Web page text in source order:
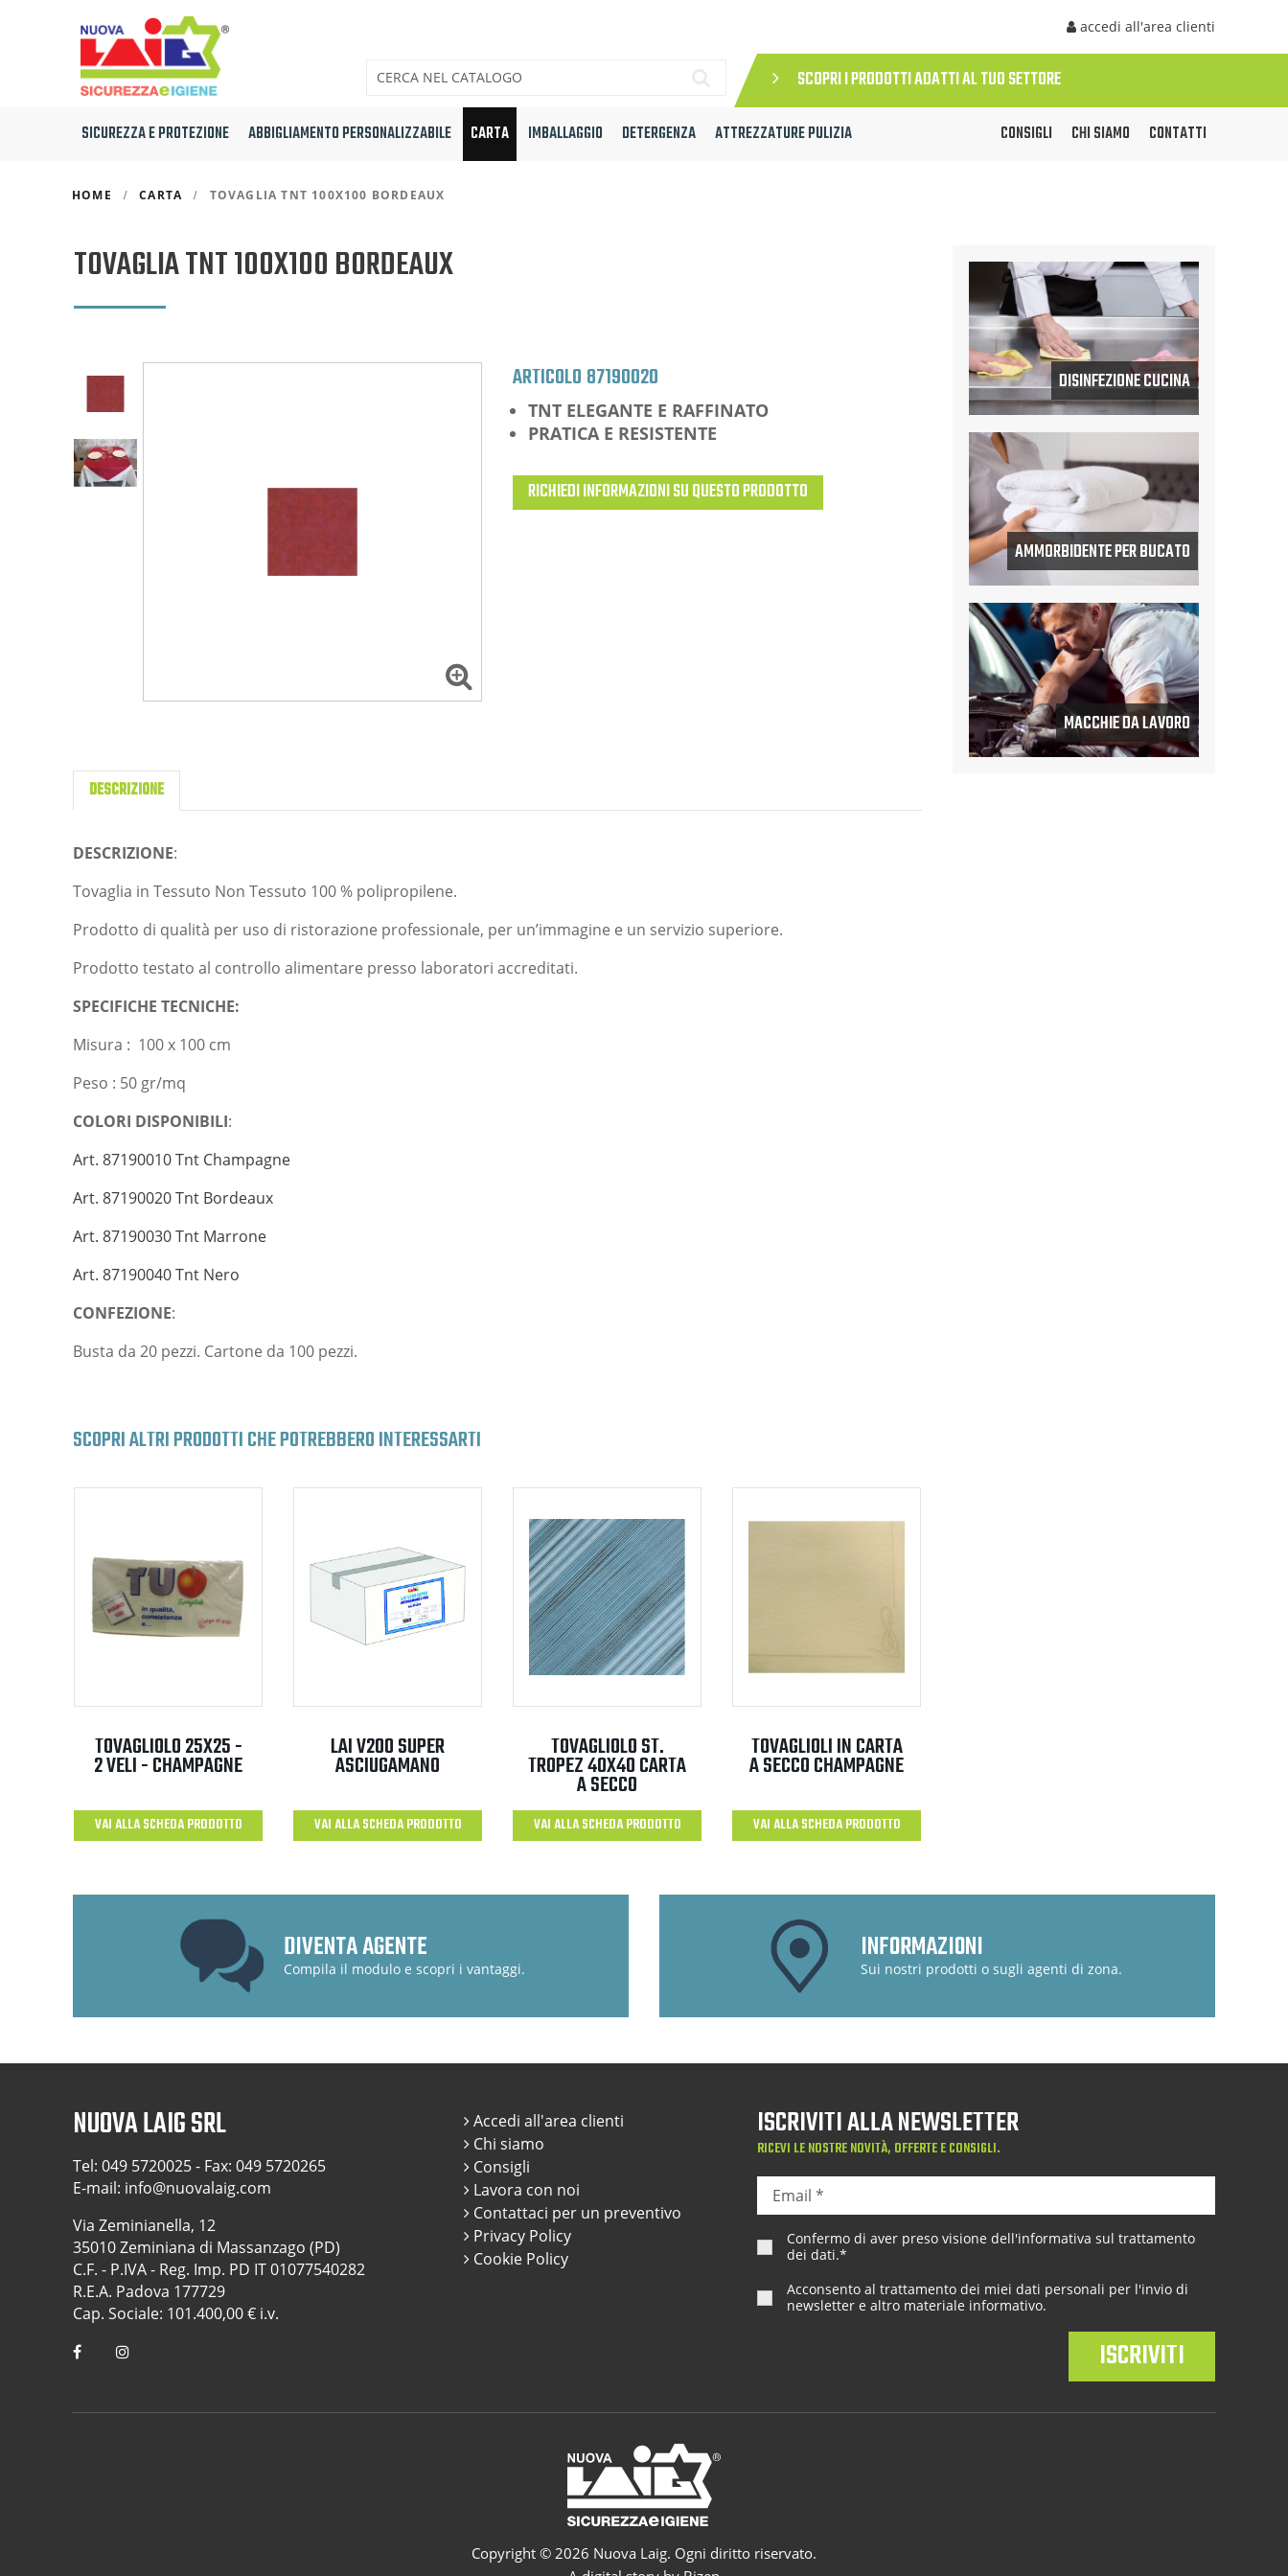
accedi all'area clienti
SCOPRI I PRODOTTI ADATTI AL TUO SETTORE
SICUREZZA E PROTEZIONE ABBIGLIAMENTO PERSONALIZZABILE CARTA IMBALLAGGIO DETERGENZA ATTREZZATURE PULIZIA CONSIGLI CHI SIAMO CONTATTI
HOME CARTA TOVAGLIA TNT 100X100 BORDEAUX
TOVAGLIA TNT 100X100 BORDEAUX
ARTICOLO 87190020
TNT ELEGANTE E RAFFINATO
PRATICA E RESISTENTE
RICHIEDI INFORMAZIONI SU QUESTO PRODOTTO
DESCRIZIONE
DESCRIZIONE:
Tovaglia in Tessuto Non Tessuto 100 % polipropilene.
Prodotto di qualità per uso di ristorazione professionale, per un’immagine e un servizio superiore.
Prodotto testato al controllo alimentare presso laboratori accreditati.
SPECIFICHE TECNICHE:
Misura : 100 x 100 cm
Peso : 50 gr/mq
COLORI DISPONIBILI:
Art. 87190010 Tnt Champagne
Art. 87190020 Tnt Bordeaux
Art. 87190030 Tnt Marrone
Art. 87190040 Tnt Nero
CONFEZIONE:
Busta da 20 pezzi. Cartone da 100 pezzi.
SCOPRI ALTRI PRODOTTI CHE POTREBBERO INTERESSARTI
TOVAGLIOLO 25X25 -
2 VELI - CHAMPAGNE
VAI ALLA SCHEDA PRODOTTO
LAI V200 SUPER
ASCIUGAMANO
VAI ALLA SCHEDA PRODOTTO
TOVAGLIOLO ST.
TROPEZ 40X40 CARTA
A SECCO
VAI ALLA SCHEDA PRODOTTO
TOVAGLIOLI IN CARTA
A SECCO CHAMPAGNE
VAI ALLA SCHEDA PRODOTTO
DISINFEZIONE CUCINA
AMMORBIDENTE PER BUCATO
MACCHIE DA LAVORO
DIVENTA AGENTE
Compila il modulo e scopri i vantaggi.
INFORMAZIONI
Sui nostri prodotti o sugli agenti di zona.
NUOVA LAIG SRL
Tel: 049 5720025- Fax: 049 5720265
E-mail: info@nuovalaig.com
Via Zeminianella, 12
35010 Zeminiana di Massanzago (PD)
C.F. - P.IVA - Reg. Imp. PD IT 01077540282
R.E.A. Padova 177729
Cap. Sociale: 101.400,00 € i.v.
Accedi all'area clienti
Chi siamo
Consigli
Lavora con noi
Contattaci per un preventivo
Privacy Policy
Cookie Policy
ISCRIVITI ALLA NEWSLETTER
RICEVI LE NOSTRE NOVITÀ, OFFERTE E CONSIGLI.
Confermo di aver preso visione dell'informativa sul trattamento
dei dati.*
Acconsento al trattamento dei miei dati personali per l'invio di
newsletter e altro materiale informativo.
Copyright © 2026 Nuova Laig. Ogni diritto riservato.